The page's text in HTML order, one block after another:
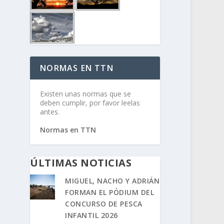
NORMAS EN TTN
Existen unas normas que se
deben cumplir, por favor leelas
antes.
Normas en TTN
ÚLTIMAS NOTICIAS
MIGUEL, NACHO Y ADRIÁN
FORMAN EL PÓDIUM DEL
CONCURSO DE PESCA
INFANTIL 2026